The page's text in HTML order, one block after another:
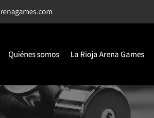
Quiénes somos La Rioja Arena Games